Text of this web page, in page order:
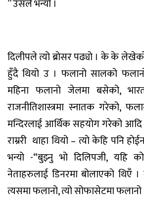
” उसले भन्यो ।
दिलीपले त्यो ब्रोसर पढ्यो । के के
हुँदै थियो उ । फलानो सालको
महिना फलानो जेलमा बसेको,
राजनीतिशास्त्रमा स्नातक गरेको,
मन्दिरलाई आर्थिक सहयोग गरेको आदि
राम्ररी थाहा थियो – त्यो केहि पनि
भन्यो -“बुझ्नु भो दिलिपजी, यहि
नेताहरुलाई डिनरमा बोलाएको थिएँ ।
त्यसमा फलानो, त्यो सोफासेटमा